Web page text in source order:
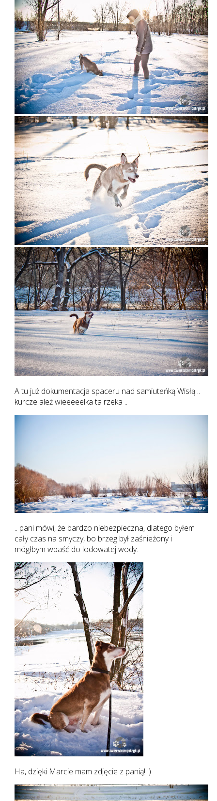
A tu już dokumentacja spaceru nad samiuteńką Wisłą ..
kurcze ależ wieeeeelka ta rzeka ..
.. pani mówi, że bardzo niebezpieczna, dlatego byłem
cały czas na smyczy, bo brzeg był zaśnieżony i
mógłbym wpaść do lodowatej wody.
Ha, dzięki Marcie mam zdjęcie z panią! :)